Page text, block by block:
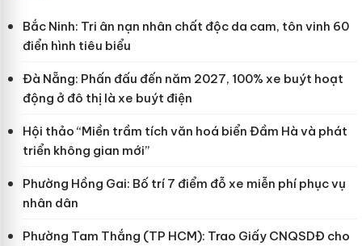
Bắc Ninh: Tri ân nạn nhân chất độc da cam, tôn vinh 60
điển hình tiêu biểu
Đà Nẵng: Phấn đấu đến năm 2027, 100% xe buýt hoạt
động ở đô thị là xe buýt điện
Hội thảo “Miền trầm tích văn hoá biển Đầm Hà và phát
triển không gian mới”
Phường Hồng Gai: Bố trí 7 điểm đỗ xe miễn phí phục vụ
nhân dân
Phường Tam Thắng (TP HCM): Trao Giấy CNQSDĐ cho